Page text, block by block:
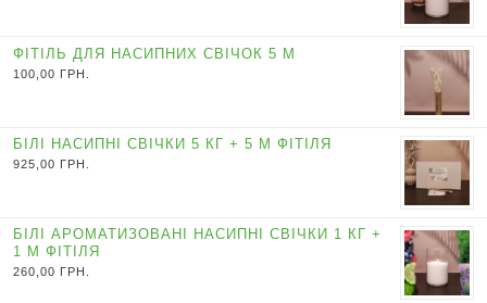
ФІТІЛЬ ДЛЯ НАСИПНИХ СВІЧОК 5 М
100,00 ГРН.
БІЛІ НАСИПНІ СВІЧКИ 5 КГ + 5 М ФІТІЛЯ
925,00 ГРН.
БІЛІ АРОМАТИЗОВАНІ НАСИПНІ СВІЧКИ 1 КГ +
1 М ФІТІЛЯ
260,00 ГРН.